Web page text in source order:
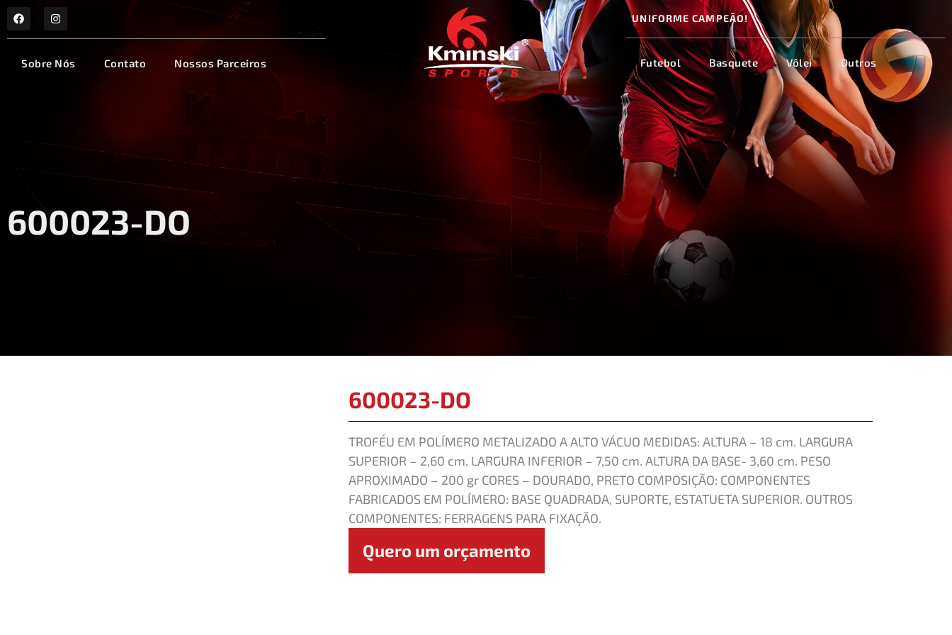
Sobre Nós Contato Nossos Parceiros
UNIFORME CAMPEÃO!
Futebol Basquete Vôlei Outros
600023-DO
600023-DO
TROFÉU EM POLÍMERO METALIZADO A ALTO VÁCUO MEDIDAS: ALTURA – 18 cm. LARGURA
SUPERIOR – 2,60 cm. LARGURA INFERIOR – 7,50 cm. ALTURA DA BASE- 3,60 cm. PESO
APROXIMADO – 200 gr CORES – DOURADO, PRETO COMPOSIÇÃO: COMPONENTES
FABRICADOS EM POLÍMERO: BASE QUADRADA, SUPORTE, ESTATUETA SUPERIOR. OUTROS
COMPONENTES: FERRAGENS PARA FIXAÇÃO.
Quero um orçamento